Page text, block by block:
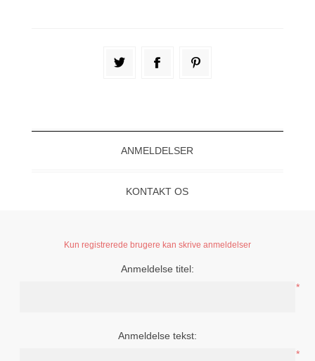
ANMELDELSER
KONTAKT OS
Kun registrerede brugere kan skrive anmeldelser
Anmeldelse titel:
*
Anmeldelse tekst:
*